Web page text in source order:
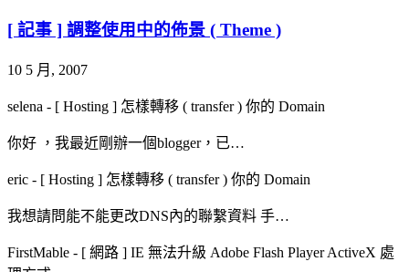
[ 記事 ] 調整使用中的佈景 ( Theme )
10 5 月, 2007
selena - [ Hosting ] 怎樣轉移 ( transfer ) 你的 Domain
你好 ，我最近剛辦一個blogger，已…
eric - [ Hosting ] 怎樣轉移 ( transfer ) 你的 Domain
我想請問能不能更改DNS內的聯繫資料 手…
FirstMable - [ 網路 ] IE 無法升級 Adobe Flash Player ActiveX 處